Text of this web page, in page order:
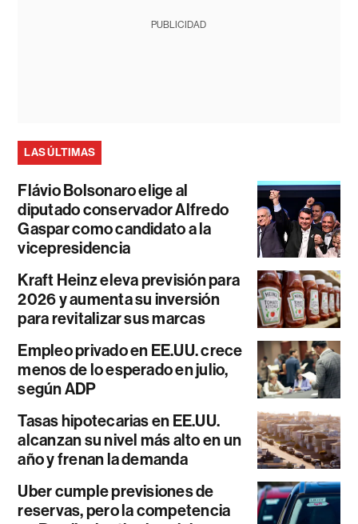
PUBLICIDAD
LAS ÚLTIMAS
Flávio Bolsonaro elige al
diputado conservador Alfredo
Gaspar como candidato a la
vicepresidencia
Kraft Heinz eleva previsión para
2026 y aumenta su inversión
para revitalizar sus marcas
Empleo privado en EE.UU. crece
menos de lo esperado en julio,
según ADP
Tasas hipotecarias en EE.UU.
alcanzan su nivel más alto en un
año y frenan la demanda
Uber cumple previsiones de
reservas, pero la competencia